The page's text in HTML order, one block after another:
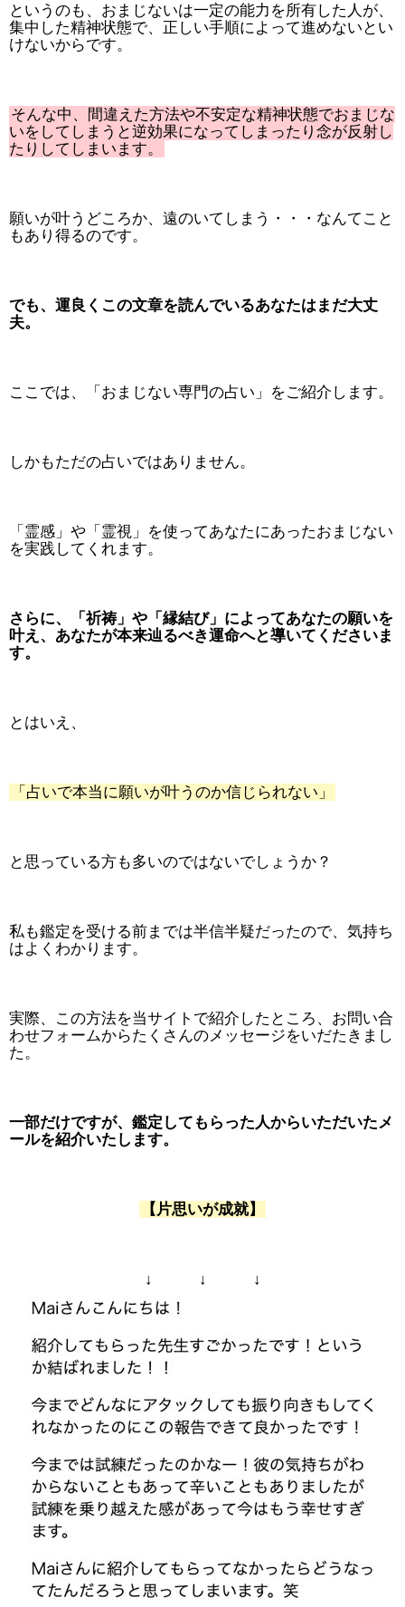
というのも、おまじないは一定の能力を所有した人が、
集中した精神状態で、正しい手順によって進めないとい
けないからです。
そんな中、間違えた方法や不安定な精神状態でおまじな
いをしてしまうと逆効果になってしまったり念が反射し
たりしてしまいます。
願いが叶うどころか、遠のいてしまう・・・なんてこと
もあり得るのです。
でも、運良くこの文章を読んでいるあなたはまだ大丈
夫。
ここでは、「おまじない専門の占い」をご紹介します。
しかもただの占いではありません。
「霊感」や「霊視」を使ってあなたにあったおまじない
を実践してくれます。
さらに、「祈祷」や「縁結び」によってあなたの願いを
叶え、あなたが本来辿るべき運命へと導いてくださいま
す。
とはいえ、
「占いで本当に願いが叶うのか信じられない」
と思っている方も多いのではないでしょうか？
私も鑑定を受ける前までは半信半疑だったので、気持ち
はよくわかります。
実際、この方法を当サイトで紹介したところ、お問い合
わせフォームからたくさんのメッセージをいだたきまし
た。
一部だけですが、鑑定してもらった人からいただいたメ
ールを紹介いたします。
【片思いが成就】
↓ ↓ ↓